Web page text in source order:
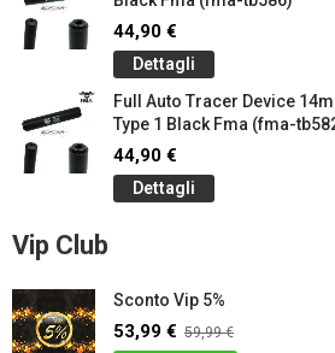
44,90 €
Dettagli
Full Auto Tracer Device
Type 1 Black Fma (fma-
44,90 €
Dettagli
Vip Club
Sconto Vip 5%
53,99 € 59,99 €